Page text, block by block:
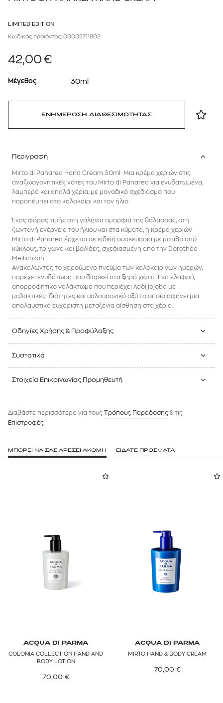
LIMITED EDITION
Κωδικός προϊόντος: 00002711802
42,00 €
Μέγεθος 30ml
ΕΝΗΜΕΡΩΣΗ ΔΙΑΘΕΣΙΜΟΤΗΤΑΣ
Περιγραφή
Mirto di Panarea Hand Cream 30ml: Μια κρέμα χεριών στις
αναζωογονητικές νότες του Mirto di Panarea για ενυδατωμένα,
λαμπερά και απαλά χέρια, με μοναδικό σχεδιασμό που
παραπέμπει στο καλοκαίρι και τον ήλιο.
Ένας φόρος τιμής στη γαλήνια ομορφιά της θάλασσας, στη
ζωντανή ενέργεια του ήλιου και στα κύματα, η κρέμα χεριών
Mirto di Panarea έρχεται σε ειδική συσκευασία με μοτίβο από
κύκλους, τρίγωνα και βολίδες, σχεδιασμένη από την Dorothée
Meilichzon.
Ανακαλώντας το χαρούμενο πνεύμα των καλοκαιρινών ημερών,
παρέχει ενυδάτωση που διαρκεί στα ξηρά χέρια. Ένα ελαφρύ,
απορροφητικό γαλάκτωμα που περιέχει λάδι jojoba με
μαλακτικές ιδιότητες και υαλουρονικό οξύ το οποίο αφήνει μια
απολαυστικά ευχάριστη μεταξένια αίσθηση στα χέρια.
Οδηγίες Χρήσης & Προφύλαξης
Συστατικά
Στοιχεία Επικοινωνίας Προμηθευτή
Διαβάστε περισσότερα για τους Tρόπους Παράδοσης & τις
Επιστροφές
ΜΠΟΡΕΙ ΝΑ ΣΑΣ ΑΡΕΣΕΙ ΑΚΟΜΗ ΕΙΔΑΤΕ ΠΡΟΣΦΑΤΑ
ACQUA DI PARMA
COLONIA COLLECTION HAND AND
BODY LOTION
70,00 €
ACQUA DI PARMA
MIRTO HAND & BODY CREAM
70,00 €